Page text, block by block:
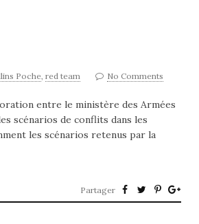
Poche, red team No Comments
entre le ministère des Armées
scénarios de conflits dans les
les scénarios retenus par la
Partager